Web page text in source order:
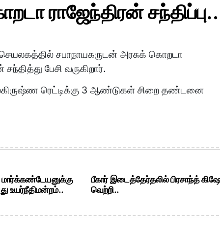
ராஜேந்திரன்
சபாநாயகருடன் அரசுக் கொறடா
சந்தித்து பேசி வருகிறார்.
ரெட்டிக்கு 3 ஆண்டுகள் சிறை தண்டனை
மார்க்கண்டேயனுக்கு
உயர்நீதிமன்றம்..
பீகார் இடைத்தேர்தலில் பிரசாந்த்
வெற்றி..